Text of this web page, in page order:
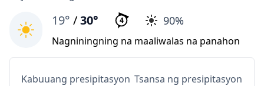
19° /30° 4 90%
Nagniningning na maaliwalas na panahon
Kabuuang presipitasyon Tsansa ng presipitasyon